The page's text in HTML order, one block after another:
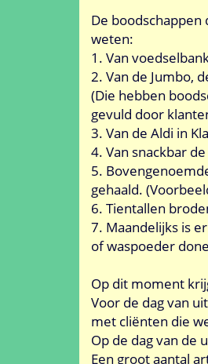
De
weten:
1. Van
2. Van de Jumbo,
(Die hebben
gevuld door
3. Van de Aldi in
4. Van snackbar
5.
gehaald.
6. Tientallen
7. Maandelijks is
of waspoeder
Op dit moment
Voor de dag van
met cliënten die
Op de dag van de
Een groot aantal